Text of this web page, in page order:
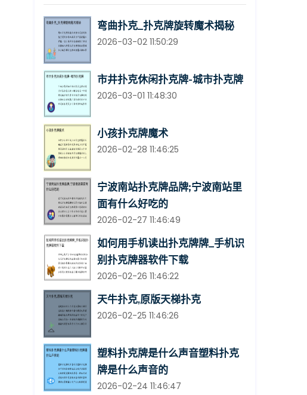
弯曲扑克_扑克牌旋转魔术揭秘
2026-03-02 11:50:29
市井扑克休闲扑克牌-城市扑克牌
2026-03-01 11:48:30
小孩扑克牌魔术
2026-02-28 11:46:25
宁波南站扑克牌品牌;宁波南站里
面有什么好吃的
2026-02-27 11:46:49
如何用手机读出扑克牌牌_手机识
别扑克牌器软件下载
2026-02-26 11:46:22
天牛扑克,原版天梯扑克
2026-02-25 11:46:26
塑料扑克牌是什么声音塑料扑克
牌是什么声音的
2026-02-24 11:46:47